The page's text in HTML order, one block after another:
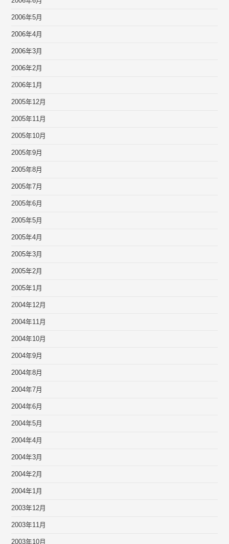
2006年5月
2006年4月
2006年3月
2006年2月
2006年1月
2005年12月
2005年11月
2005年10月
2005年9月
2005年8月
2005年7月
2005年6月
2005年5月
2005年4月
2005年3月
2005年2月
2005年1月
2004年12月
2004年11月
2004年10月
2004年9月
2004年8月
2004年7月
2004年6月
2004年5月
2004年4月
2004年3月
2004年2月
2004年1月
2003年12月
2003年11月
2003年10月